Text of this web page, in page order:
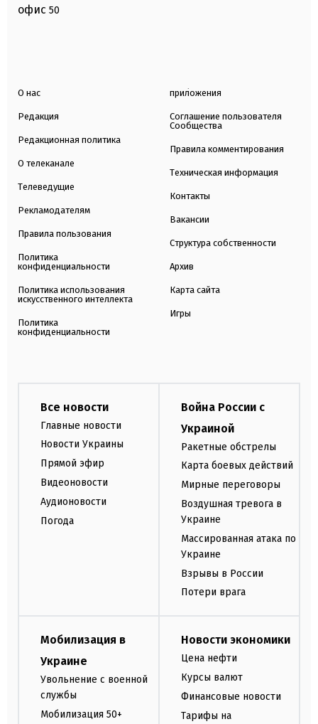
офис 50
О нас
Редакция
Редакционная политика
О телеканале
Телеведущие
Рекламодателям
Правила пользования
Политика
конфиденциальности
Политика использования
искусственного интеллекта
Политика
конфиденциальности
приложения
Соглашение пользователя
Сообщества
Правила комментирования
Техническая информация
Контакты
Вакансии
Структура собственности
Архив
Карта сайта
Игры
Все новости
Главные новости
Новости Украины
Прямой эфир
Видеоновости
Аудионовости
Погода
Война России с
Украиной
Ракетные обстрелы
Карта боевых действий
Мирные переговоры
Воздушная тревога в
Украине
Массированная атака по
Украине
Взрывы в России
Потери врага
Мобилизация в
Украине
Увольнение с военной
службы
Мобилизация 50+
Новости экономики
Цена нефти
Курсы валют
Финансовые новости
Тарифы на